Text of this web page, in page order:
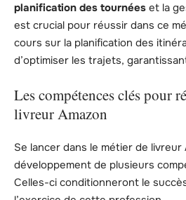
planification des tournées et la
est crucial pour réussir dans ce
cours sur la planification des
d’optimiser les trajets,
Les compétences clés pour
livreur Amazon
Se lancer dans le métier de livreur
développement de plusieurs
Celles-ci conditionneront le